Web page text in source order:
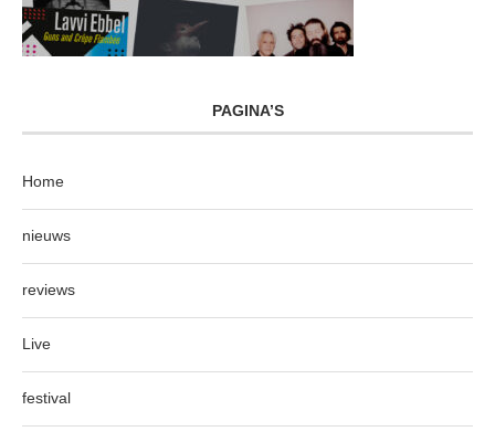
PAGINA’S
Home
nieuws
reviews
Live
festival